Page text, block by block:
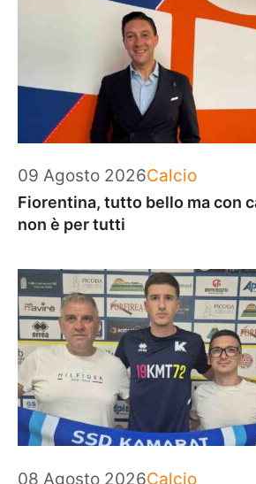
09 Agosto 2026Categorie
Calcio
Fiorentina, tutto bello ma con
non è per tutti
08 Agosto 2026Categorie
Calcio